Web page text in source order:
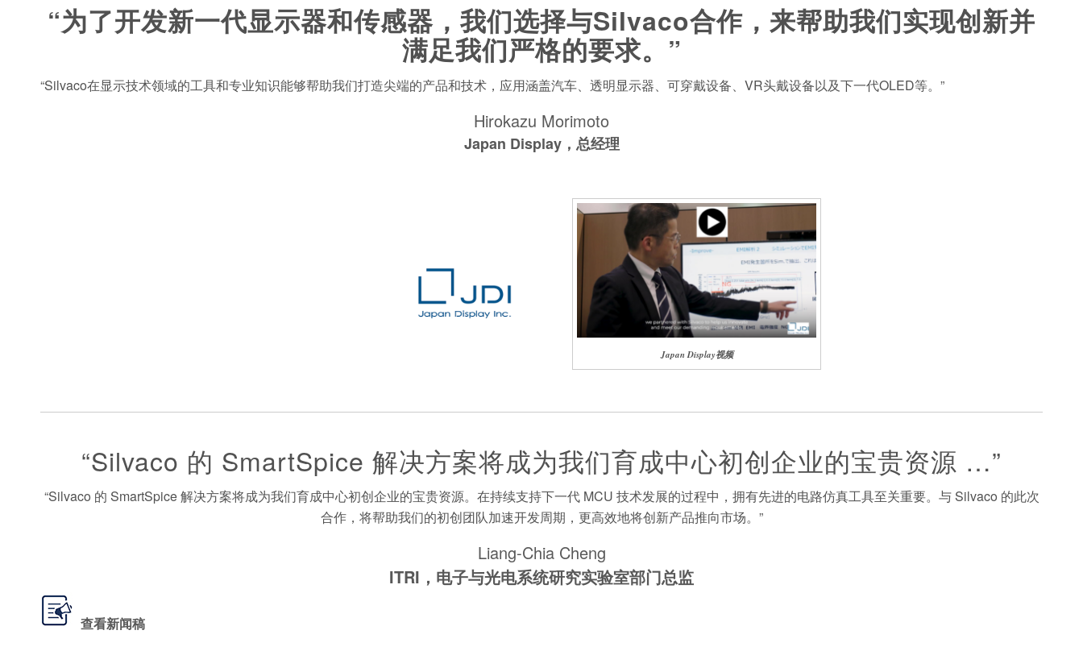
“为了开发新一代显示器和传感器，我们选择与Silvaco合作，来帮助我们实现创新并
满足我们严格的要求。”
“Silvaco在显示技术领域的工具和专业知识能够帮助我们打造尖端的产品和技术，应用涵盖汽车、透明显示器、可穿戴设备、VR头戴设备以及下一代OLED等。”
Hirokazu Morimoto
Japan Display，总经理
Japan Display视频
“Silvaco 的 SmartSpice 解决方案将成为我们育成中心初创企业的宝贵资源 …”
“Silvaco 的 SmartSpice 解决方案将成为我们育成中心初创企业的宝贵资源。在持续支持下一代 MCU 技术发展的过程中，拥有先进的电路仿真工具至关重要。与 Silvaco 的此次
合作，将帮助我们的初创团队加速开发周期，更高效地将创新产品推向市场。”
Liang-Chia Cheng
ITRI， 电子与光电系统研究实验室部门总监
查看新闻稿